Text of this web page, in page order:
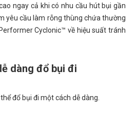
ngay cả khi có nhu cầu hút bụi gần
yêu cầu làm rỗng thùng chứa thường
Cyclonic™ về hiệu suất tránh
dàng đổ bụi đi
đổ bụi đi một cách dễ dàng.